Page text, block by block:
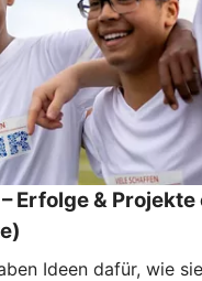
Erfolge &
Ideen dafür, wie